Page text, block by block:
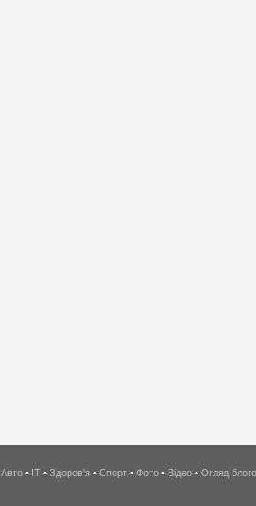
Авто • IT • Здоров'я • Спорт • Фото • Відео • Огляд